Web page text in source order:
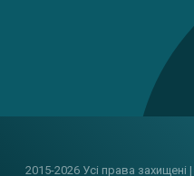
2015-2026 Усі права захищені